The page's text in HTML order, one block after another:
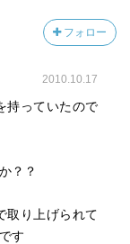
は決して大仰
ばならないの
の国の犯罪状
フォロー
2010.10.17
持っていたので
？？
取り上げられて
す